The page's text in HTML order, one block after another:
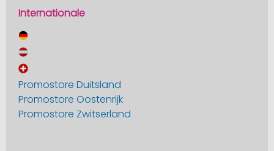
Internationale
Promostore Duitsland
Promostore Oostenrijk
Promostore Zwitserland